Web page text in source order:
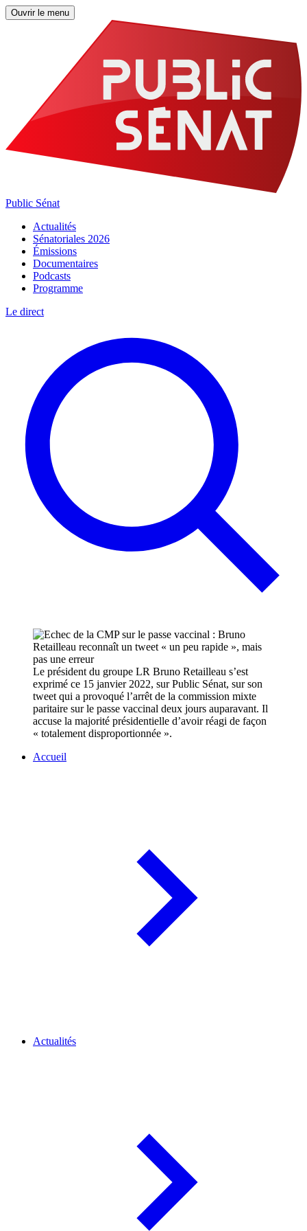
Ouvrir le menu
Public Sénat
Actualités
Sénatoriales 2026
Émissions
Documentaires
Podcasts
Programme
Le direct
Le président du groupe LR Bruno Retailleau s’est
exprimé ce 15 janvier 2022, sur Public Sénat, sur son
tweet qui a provoqué l’arrêt de la commission mixte
paritaire sur le passe vaccinal deux jours auparavant. Il
accuse la majorité présidentielle d’avoir réagi de façon
« totalement disproportionnée ».
Accueil
Actualités